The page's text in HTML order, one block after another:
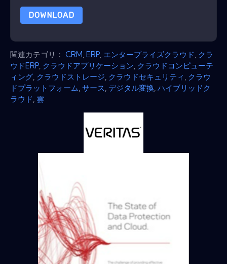
DOWNLOAD
関連カテゴリ： CRM ERP エンタープライズクラウド クラ
ウドERP クラウドアプリケーション クラウドコンピューテ
ィング クラウドストレージ クラウドセキュリティ
クラウ
ドプラットフォーム サース デジタル変換 ハイブリッドク
ラウド 雲